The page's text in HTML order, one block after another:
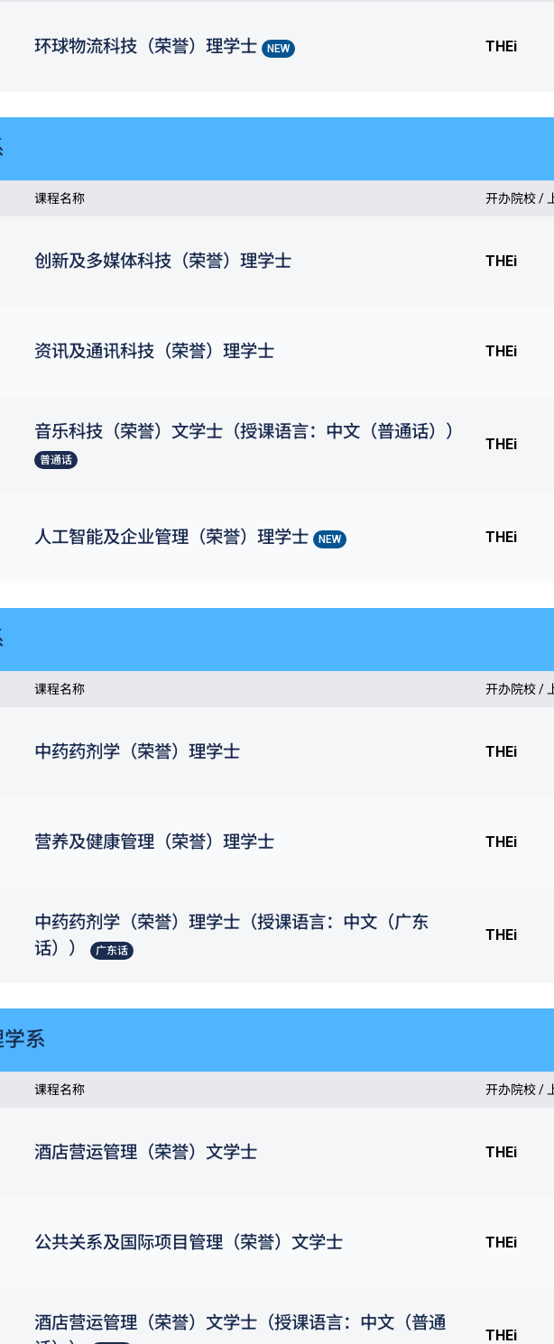
环球物流科技（荣誉）理学士 NEW THEi
课程名称 开办院校 /
创新及多媒体科技（荣誉）理学士 THEi
资讯及通讯科技（荣誉）理学士 THEi
音乐科技（荣誉）文学士（授课语言：中文（普通话））
普通话
THEi
人工智能及企业管理（荣誉）理学士 NEW THEi
课程名称 开办院校 /
中药药剂学（荣誉）理学士 THEi
营养及健康管理（荣誉）理学士 THEi
中药药剂学（荣誉）理学士（授课语言：中文（广东
话）） 广东话
THEi
系
课程名称 开办院校 /
酒店营运管理（荣誉）文学士 THEi
公共关系及国际项目管理（荣誉）文学士 THEi
酒店营运管理（荣誉）文学士（授课语言：中文（普通
THEi